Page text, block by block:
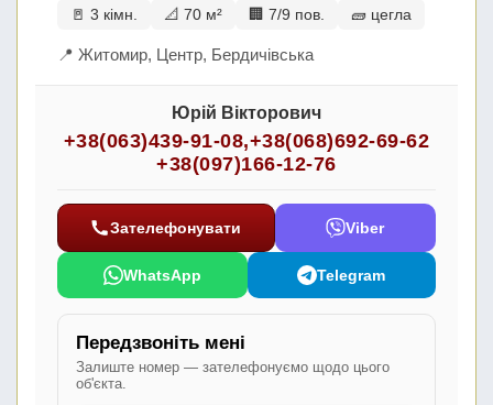
🚪 3 кімн. 📐 70 м² 🏢 7/9 пов. 🧱 цегла
📍 Житомир, Центр, Бердичівська
Юрій Вікторович
+38(063)439-91-08,+38(068)692-69-62
+38(097)166-12-76
Зателефонувати Viber
WhatsApp Telegram
Передзвоніть мені
Залиште номер — зателефонуємо щодо цього
об'єкта.